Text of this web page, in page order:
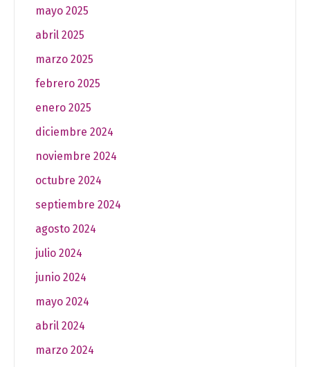
mayo 2025
abril 2025
marzo 2025
febrero 2025
enero 2025
diciembre 2024
noviembre 2024
octubre 2024
septiembre 2024
agosto 2024
julio 2024
junio 2024
mayo 2024
abril 2024
marzo 2024